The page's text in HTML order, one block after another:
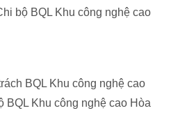
bộ BQL Khu công nghệ cao
BQL Khu công nghệ cao
BQL Khu công nghệ cao Hòa